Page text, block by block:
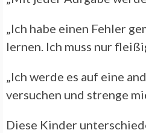
„Ich habe einen Fehler
lernen. Ich muss nur
„Ich werde es auf eine
versuchen und strenge
Diese Kinder